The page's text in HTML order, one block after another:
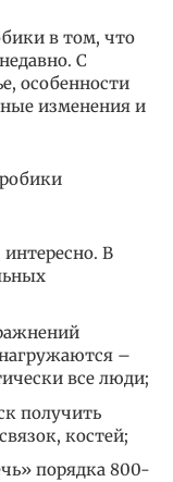
в том, что
С
особенности
изменения и
В
–
все люди;
получить
костей;
порядка 800-